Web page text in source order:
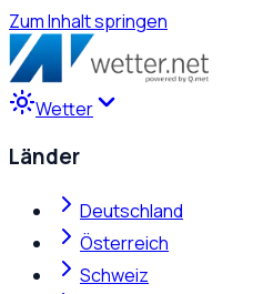
Zum Inhalt springen
Wetter
Länder
Deutschland
Österreich
Schweiz